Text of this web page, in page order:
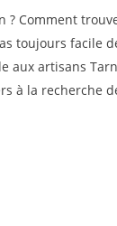
? Comment
toujours facile
aux artisans
à la recherche